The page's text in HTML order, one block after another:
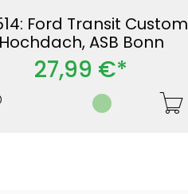
Ford Transit Custom
Hochdach, ASB Bonn
27,99 €*